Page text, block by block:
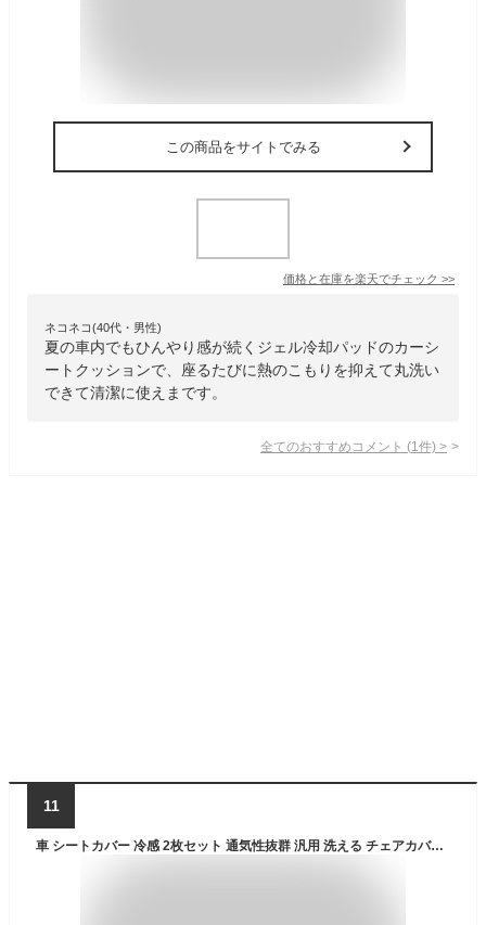
この商品をサイトでみる
価格と在庫を楽天でチェック >>
ネコネコ(40代・男性)
夏の車内でもひんやり感が続くジェル冷却パッドのカーシ
ートクッションで、座るたびに熱のこもりを抑えて丸洗い
できて清潔に使えまです。
全てのおすすめコメント (1 件) >
11
車 シートカバー 冷感 2枚セット 通気性抜群 汎用 洗える チェアカバー チェアマット 腰サポート クッション 蒸れない 涼しい ひんやり カーシート 座布団 運転席 助手席 軽自動車 おしゃれ 夏用 暑さ対策 ブラック オールシーズン 蒸れ対策 ズレない